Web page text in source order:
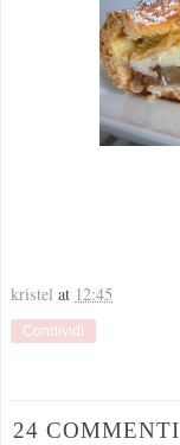
kristel at 12:45
Condividi
24 COMMENTI